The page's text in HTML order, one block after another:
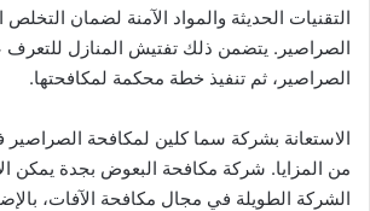
التقنيات الحديثة والمواد الآمنة لضمان
الصراصير. يتضمن ذلك تفتيش المنازل للتعرف
الصراصير، ثم تنفيذ خطة محكمة لمكافحتها.
الاستعانة بشركة سما كلين لمكافحة الصراصير
من المزايا. شركة مكافحة البعوض بجدة يمكن
الشركة الطويلة في مجال مكافحة الآفات،